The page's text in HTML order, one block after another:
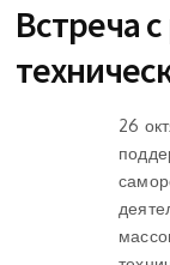
Встреча
26